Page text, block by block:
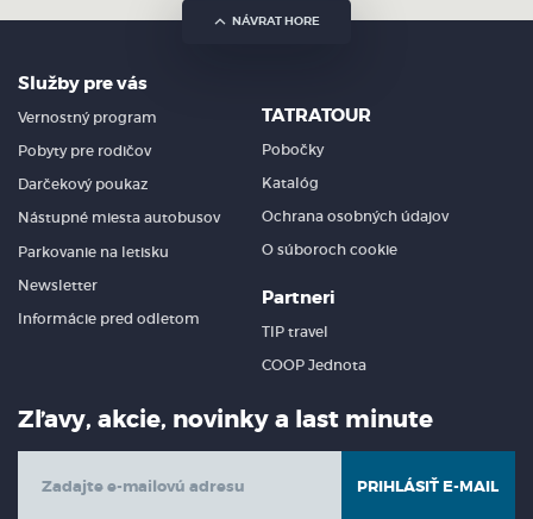
NÁVRAT HORE
Služby pre vás
Vernostný program
Pobyty pre rodičov
Darčekový poukaz
Nástupné miesta autobusov
Parkovanie na letisku
Newsletter
Informácie pred odletom
TATRATOUR
Pobočky
Katalóg
Ochrana osobných údajov
O súboroch cookie
Partneri
TIP travel
COOP Jednota
Zľavy, akcie, novinky a last minute
PRIHLÁSIŤ E-MAIL